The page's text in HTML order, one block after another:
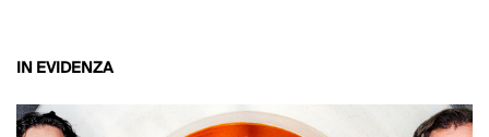
IN EVIDENZA